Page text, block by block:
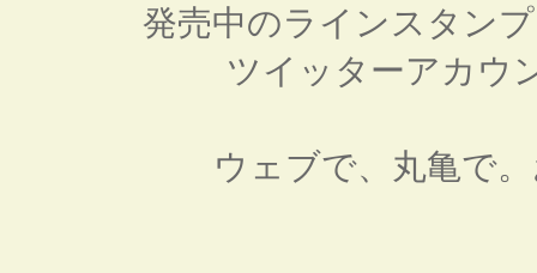
発売中のラインスタン
ツイッターアカウ
ウェブで、丸亀で